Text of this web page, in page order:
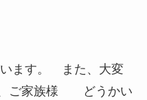
います。 また、大変
、ご家族様 どうかい